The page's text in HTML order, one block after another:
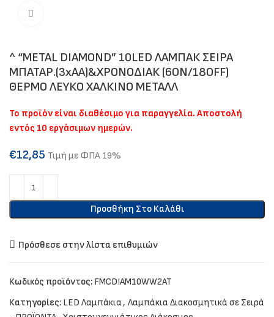
^ “METAL DIAMOND” 10LED ΛΑΜΠΑΚ ΣΕΙΡΑ
ΜΠΑΤΑΡ.(3xAA)&ΧΡΟΝΟΔΙΑΚ (6ΟΝ/18OFF)
ΘΕΡΜΟ ΛΕΥΚΟ ΧΑΛΚΙΝΟ ΜΕΤΑΛΛ
Το προϊόν είναι διαθέσιμο για παραγγελία. Αποστολή
εντός 10 εργάσιμων ημερών.
€12,85 Τιμή με ΦΠΑ 19%
Προσθήκη Στο Καλάθι
Πρόσθεσε στην λίστα επιθυμιών
Κωδικός προϊόντος: FMCDIAM10WW2AT
Κατηγορίες: LED Λαμπάκια, Λαμπάκια Διακοσμητικά σε Σειρά